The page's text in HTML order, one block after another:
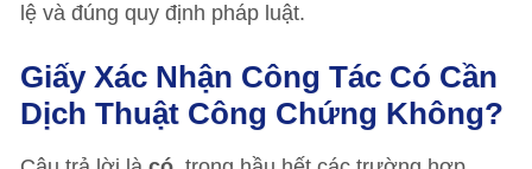
lệ và đúng quy định pháp luật.
Giấy Xác Nhận Công Tác Có Cần
Dịch Thuật Công Chứng Không?